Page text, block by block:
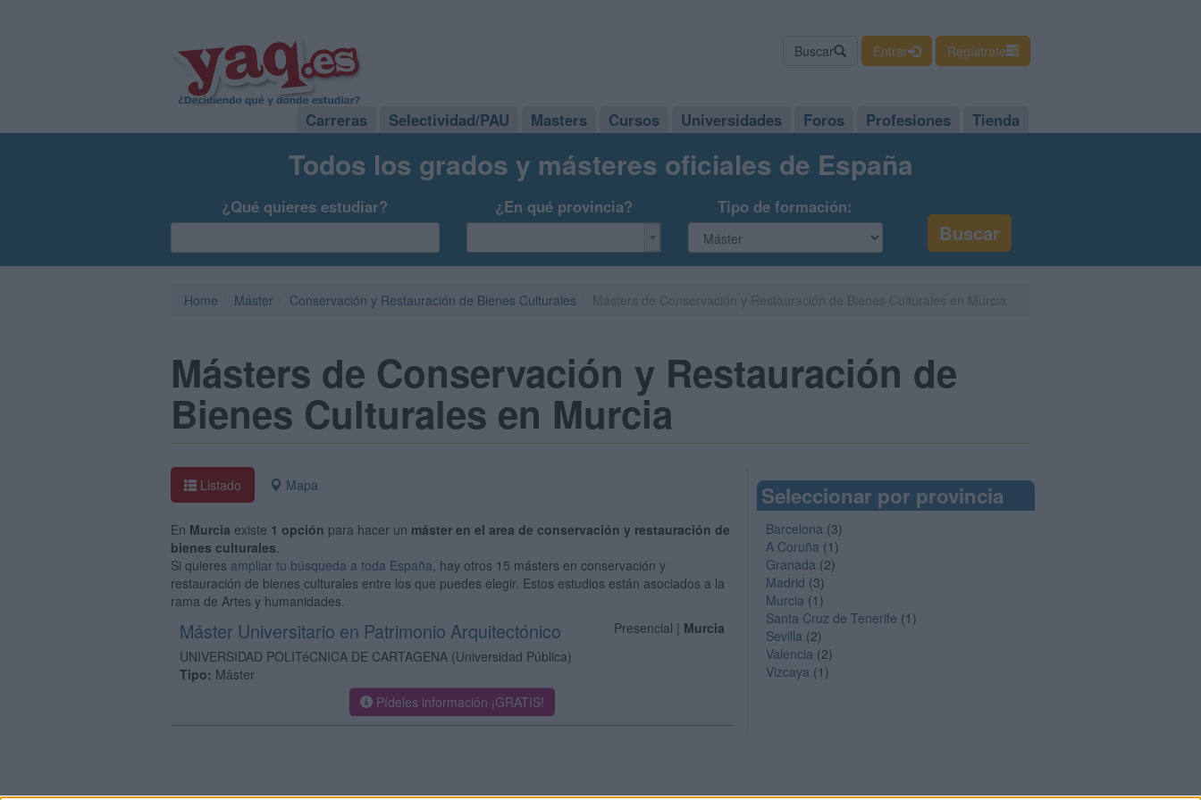
Buscar Entrar Regístrate
Carreras Selectividad/PAU Masters Cursos Universidades Foros Profesiones Tienda
Todos los grados y másteres oficiales de España
¿Qué quieres estudiar? ¿En qué provincia? Tipo de formación:
Home Máster Conservación y Restauración de Bienes Culturales
Másters de Conservación y Restauración de
Bienes Culturales en Murcia
Listado Mapa
En Murcia existe 1 opción para hacer un máster en el area de conservación y restauración de
bienes culturales.
Si quieres ampliar tu búsqueda a toda España, hay otros 15 másters en conservación y
restauración de bienes culturales entre los que puedes elegir. Estos estudios están asociados a la
rama de Artes y humanidades.
Presencial | Murcia
Máster Universitario en Patrimonio Arquitectónico
UNIVERSIDAD POLITéCNICA DE CARTAGENA (Universidad Pública)
Tipo: Máster
Pídeles información ¡GRATIS!
Seleccionar por provincia
Barcelona (3)
A Coruña (1)
Granada (2)
Madrid (3)
Murcia (1)
Santa Cruz de Tenerife (1)
Sevilla (2)
Valencia (2)
Vizcaya (1)